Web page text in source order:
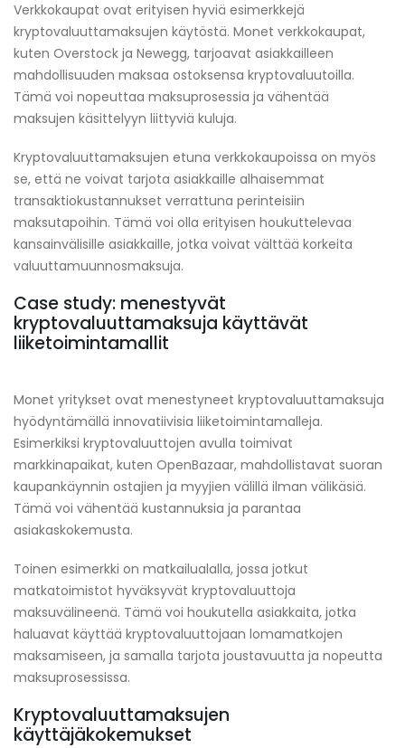
Verkkokaupat ovat erityisen hyviä esimerkkejä
kryptovaluuttamaksujen käytöstä. Monet verkkokaupat,
kuten Overstock ja Newegg, tarjoavat asiakkailleen
mahdollisuuden maksaa ostoksensa kryptovaluutoilla.
Tämä voi nopeuttaa maksuprosessia ja vähentää
maksujen käsittelyyn liittyviä kuluja.
Kryptovaluuttamaksujen etuna verkkokaupoissa on myös
se, että ne voivat tarjota asiakkaille alhaisemmat
transaktiokustannukset verrattuna perinteisiin
maksutapoihin. Tämä voi olla erityisen houkuttelevaa
kansainvälisille asiakkaille, jotka voivat välttää korkeita
valuuttamuunnosmaksuja.
Case study: menestyvät
kryptovaluuttamaksuja käyttävät
liiketoimintamallit
Monet yritykset ovat menestyneet kryptovaluuttamaksuja
hyödyntämällä innovatiivisia liiketoimintamalleja.
Esimerkiksi kryptovaluuttojen avulla toimivat
markkinapaikat, kuten OpenBazaar, mahdollistavat suoran
kaupankäynnin ostajien ja myyjien välillä ilman välikäsiä.
Tämä voi vähentää kustannuksia ja parantaa
asiakaskokemusta.
Toinen esimerkki on matkailualalla, jossa jotkut
matkatoimistot hyväksyvät kryptovaluuttoja
maksuvälineenä. Tämä voi houkutella asiakkaita, jotka
haluavat käyttää kryptovaluuttojaan lomamatkojen
maksamiseen, ja samalla tarjota joustavuutta ja nopeutta
maksuprosessissa.
Kryptovaluuttamaksujen
käyttäjäkokemukset